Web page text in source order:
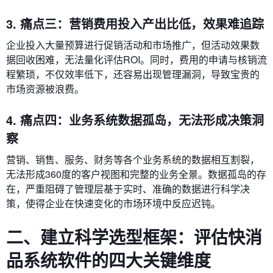
3. 痛点三：营销费用投入产出比低，效果难追踪
企业投入大量预算进行促销活动和市场推广，但活动效果数
据回收困难，无法量化评估ROI。同时，费用的申请与核销流
程繁琐，不仅效率低下，还容易出现管理漏洞，导致宝贵的
市场资源被浪费。
4. 痛点四：业务系统数据孤岛，无法形成决策洞
察
营销、销售、服务、财务等各个业务系统的数据相互割裂，
无法形成360度的客户视图和完整的业务全景。数据孤岛的存
在，严重阻碍了管理层基于实时、准确的数据进行科学决
策，使得企业在快速变化的市场环境中反应迟钝。
二、建立科学选型框架：评估快消
品系统软件的四大关键维度